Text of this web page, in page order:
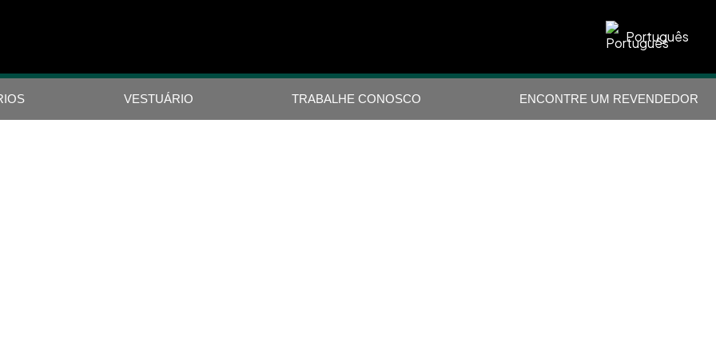
Português
VESTUÁRIO TRABALHE CONOSCO ENCONTRE UM REVENDEDOR